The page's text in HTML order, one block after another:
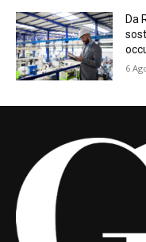
Da
6